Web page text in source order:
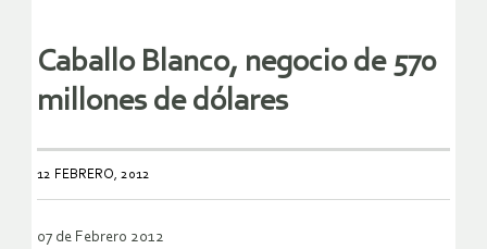
Caballo Blanco, negocio de 570
millones de dólares
12 FEBRERO, 2012
07 de Febrero 2012